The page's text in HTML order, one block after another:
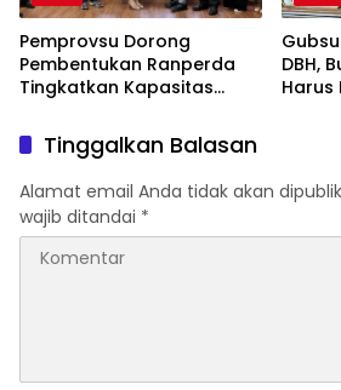
Pemprovsu Dorong
Pembentukan Ranperda
Tingkatkan Kapasitas
DBH,
Harus
Tinggalkan Balasan
Alamat email Anda tidak akan
wajib ditandai *